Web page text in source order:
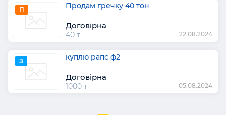
П Продам гречку 40 тон
Договірна
40 т 22.08.2024
З куплю рапс ф2
Договірна
1000 т 05.08.2024